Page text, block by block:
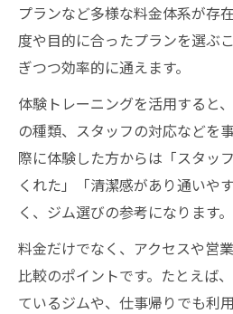
プランなど多様な料金体系が存
度や目的に合ったプランを選ぶ
ぎつつ効率的に通えます。
体験トレーニングを活用すると
の種類、スタッフの対応などを
際に体験した方からは「スタッ
くれた」「清潔感があり通いや
く、ジム選びの参考になります。
料金だけでなく、アクセスや営
比較のポイントです。たとえば
ているジムや、仕事帰りでも利